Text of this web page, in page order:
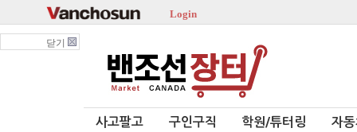
Login
닫기
사고팔고 구인구직 학원/튜터링 자